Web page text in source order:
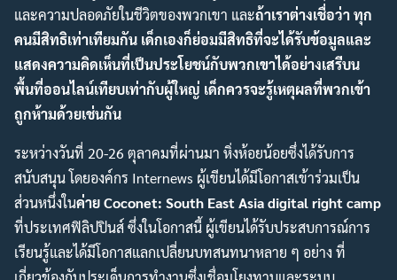
และความปลอดภัยในชีวิตของพวกเขา และถ้าเราต่างเชื่อว่า ทุก
คนมีสิทธิเท่าเทียมกัน เด็กเองก็ย่อมมีสิทธิที่จะได้รับข้อมูลและ
แสดงความคิดเห็นที่เป็นประโยชน์กับพวกเขาได้อย่างเสรีบน
พื้นที่ออนไลน์เทียบเท่ากับผู้ใหญ่ เด็กควรจะรู้เหตุผลที่พวกเข้า
ถูกห้ามด้วยเช่นกัน
ระหว่างวันที่ 20-26 ตุลาคมที่ผ่านมา หิ่งห้อยน้อยซึ่งได้รับการ
สนับสนุน โดยองค์กร Internews ผู้เขียนได้มีโอกาสเข้าร่วมเป็น
ส่วนหนึ่งในค่าย Coconet: South East Asia digital right camp
ที่ประเทศฟิลิปปินส์ ซึ่งในโอกาสนี้ ผู้เขียนได้รับประสบการณ์การ
เรียนรู้และได้มีโอกาสแลกเปลี่ยนบทสนทนาหลาย ๆ อย่าง ที่